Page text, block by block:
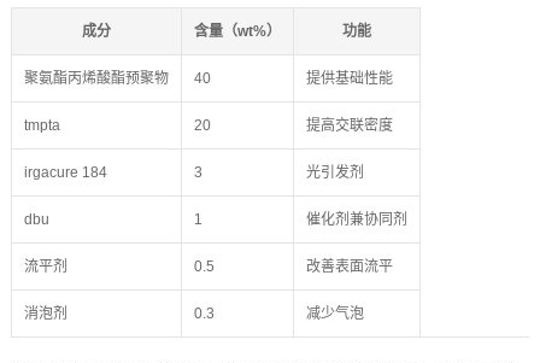
成分 含量（wt%） 功能
聚氨酯丙烯酸酯预聚物 40 提供基础性能
tmpta 20 提高交联密度
irgacure 184 3 光引发剂
dbu 1 催化剂兼协同剂
流平剂 0.5 改善表面流平
消泡剂 0.3 减少气泡